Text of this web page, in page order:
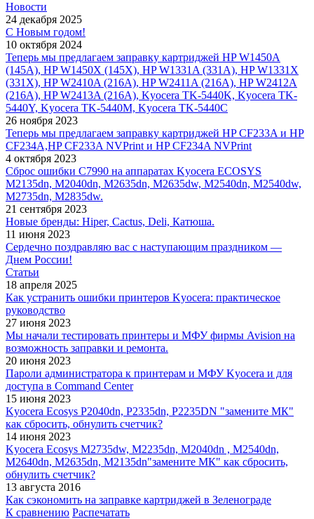
Новости
24 декабря 2025
С Новым годом!
10 октября 2024
Теперь мы предлагаем заправку картриджей HP W1450A
(145A), HP W1450X (145X), HP W1331A (331A), HP W1331X
(331X), HP W2410A (216A), HP W2411A (216A), HP W2412A
(216A), HP W2413A (216A), Kyocera TK-5440K, Kyocera TK-
5440Y, Kyocera TK-5440M, Kyocera TK-5440C
26 ноября 2023
Теперь мы предлагаем заправку картриджей HP CF233A и HP
CF234A,HP CF233A NVPrint и HP CF234A NVPrint
4 октября 2023
Сброс ошибки С7990 на аппаратах Kyocera ECOSYS
M2135dn, M2040dn, M2635dn, M2635dw, M2540dn, M2540dw,
M2735dn, M2835dw.
21 сентября 2023
Новые бренды: Hiper, Cactus, Deli, Катюша.
11 июня 2023
Сердечно поздравляю вас с наступающим праздником —
Днем России!
Статьи
18 апреля 2025
Как устранить ошибки принтеров Kyocera: практическое
руководство
27 июня 2023
Мы начали тестировать принтеры и МФУ фирмы Avision на
возможность заправки и ремонта.
20 июня 2023
Пароли администратора к принтерам и МФУ Kyocera и для
доступа в Command Center
15 июня 2023
Kyocera Ecosys P2040dn, P2335dn, P2235DN "замените МК"
как сбросить, обнулить счетчик?
14 июня 2023
Kyocera Ecosys M2735dw, M2235dn, M2040dn , M2540dn,
M2640dn, M2635dn, M2135dn"замените МК" как сбросить,
обнулить счетчик?
13 августа 2016
Как сэкономить на заправке картриджей в Зеленограде
К сравнению Распечатать